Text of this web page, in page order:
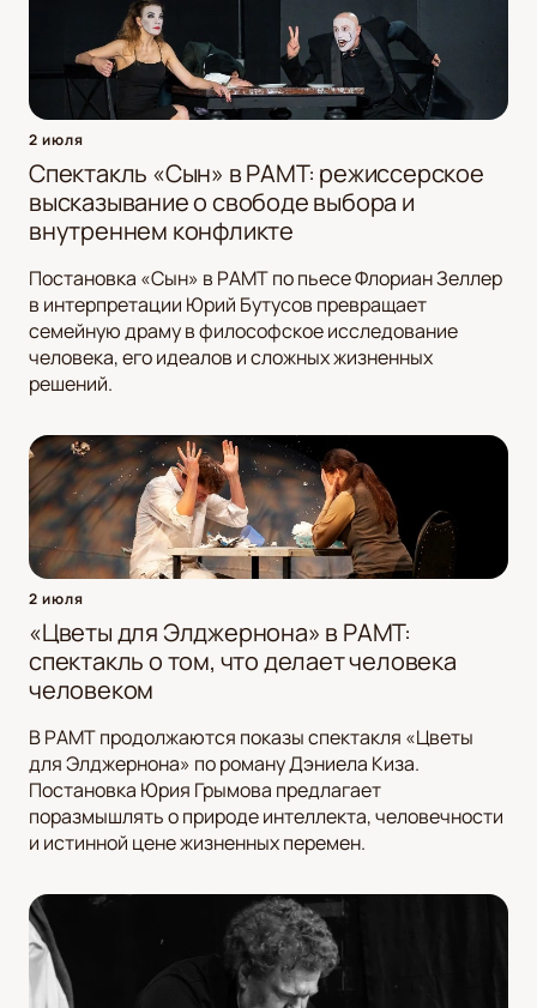
2 июля
Спектакль «Сын» в РАМТ: режиссерское
высказывание о свободе выбора и
внутреннем конфликте
Постановка «Сын» в РАМТ по пьесе Флориан Зеллер
в интерпретации Юрий Бутусов превращает
семейную драму в философское исследование
человека, его идеалов и сложных жизненных
решений.
2 июля
«Цветы для Элджернона» в РАМТ:
спектакль о том, что делает человека
человеком
В РАМТ продолжаются показы спектакля «Цветы
для Элджернона» по роману Дэниела Киза.
Постановка Юрия Грымова предлагает
поразмышлять о природе интеллекта, человечности
и истинной цене жизненных перемен.